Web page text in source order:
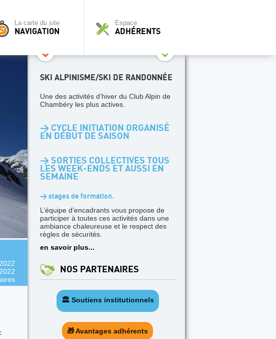
La carte du site
NAVIGATION
Espace
ADHÉRENTS
SKI ALPINISME/SKI DE RANDONNÉE
Une des activités d’hiver du Club Alpin de
Chambéry les plus actives.
> CYCLE INITIATION ORGANISÉ
EN DÉBUT DE SAISON
> SORTIES COLLECTIVES TOUS
LES WEEK-ENDS ET AUSSI EN
SEMAINE
> stages de formation.
L’équipe d’encadrants vous propose de
participer à toutes ces activités dans une
ambiance chaleureuse et le respect des
règles de sécurités.
en savoir plus...
NOS PARTENAIRES
🏛️ Soutiens institutionnels
🎁 Avantages adhérents